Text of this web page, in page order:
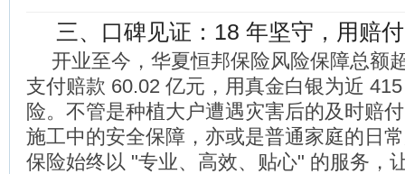
三、口碑见证：18 年坚守，用赔
开业至今，华夏恒邦保险风险保障总额
支付赔款 60.02 亿元，用真金白银为近
险。不管是种植大户遭遇灾害后的及时赔
施工中的安全保障，亦或是普通家庭的日
保险始终以 "专业、高效、贴心" 的服务，